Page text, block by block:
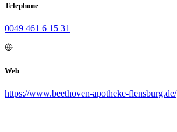
Telephone
0049 461 6 15 31
Web
https://www.beethoven-apotheke-flensburg.de/